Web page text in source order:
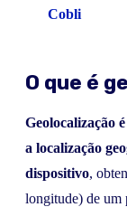
Cobli
O que é
Geolocalização
a localização
dispositivo,
longitude) de um